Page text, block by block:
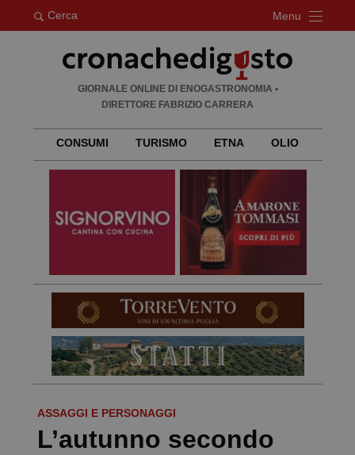
Cerca Menu
per:
GIORNALE ONLINE DI ENOGASTRONOMIA •
DIRETTORE FABRIZIO CARRERA
CONSUMI TURISMO ETNA OLIO
ASSAGGI E PERSONAGGI
L’autunno secondo